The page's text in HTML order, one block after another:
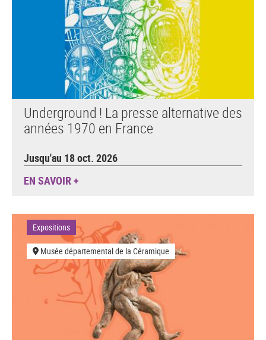
Underground ! La presse alternative des
années 1970 en France
Jusqu'au 18 oct. 2026
EN SAVOIR +
Expositions
Musée départemental de la Céramique